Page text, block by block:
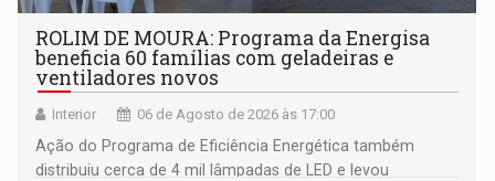
ROLIM DE MOURA: Programa da Energisa
beneficia 60 famílias com geladeiras e
ventiladores novos
Interior 06 de Agosto de 2026 às 17:00
Ação do Programa de Eficiência Energética também
distribuiu cerca de 4 mil lâmpadas de LED e levou